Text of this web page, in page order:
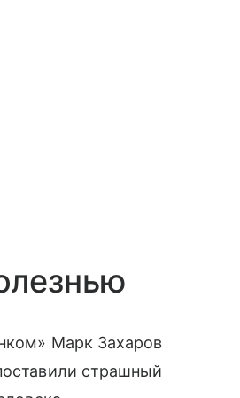
Марк Захаров
страшный